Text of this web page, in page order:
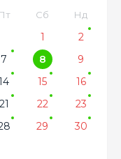
Сб Нд
1
2
7 8
9
15
16
21 22
23
29
30